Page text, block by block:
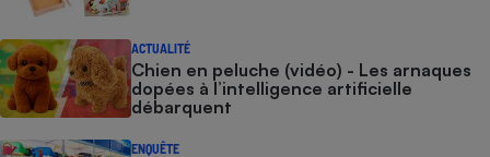
ACTUALITÉ
Chien en peluche (vidéo) - Les arnaques
dopées à l’intelligence artificielle
débarquent
ENQUÊTE